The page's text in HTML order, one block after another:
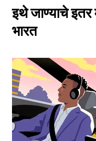
इथे जाण्याचे
भारत